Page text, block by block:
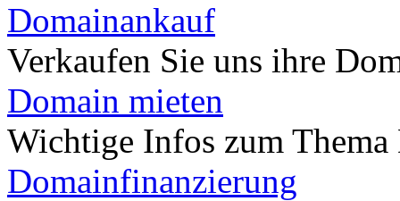
Domainankauf
Verkaufen Sie uns ihre
Domain mieten
Wichtige Infos zum
Domainfinanzierung